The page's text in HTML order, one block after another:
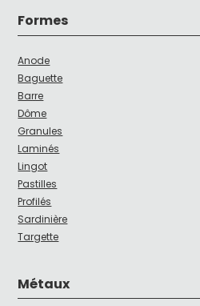
Formes
Anode
Baguette
Barre
Dôme
Granules
Laminés
Lingot
Pastilles
Profilés
Sardinière
Targette
Métaux